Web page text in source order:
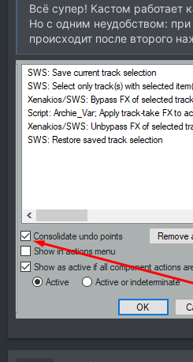
Всё супер! Кастом работает
Но с одним неудобством:
происходит после второго